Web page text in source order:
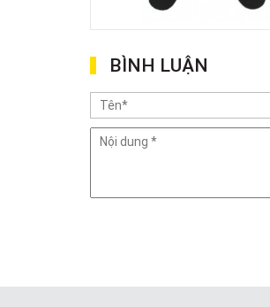
BÌNH LUẬN